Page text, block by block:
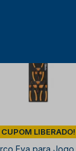
CUPOM LIBERADO!